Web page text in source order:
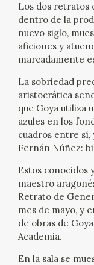
CRONOLOGÍA
CATÁLOGO
GOYA EN EL MUNDO
PREMIO ARAGÓN
EDICIONES
PUBLICACIONES
Los dos retratos
dentro de la
nuevo siglo,
aficiones y
marcadamente
La sobriedad
aristocrática
que Goya utiliza
azules en los
cuadros entre sí,
Fernán Núñez:
Estos conocidos
maestro
Retrato de
mes de mayo, y
de obras de
Academia.
En la sala se